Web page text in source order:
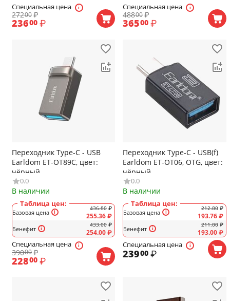
Специальная цена
27200 ₽
23600 ₽
Специальная цена
48800₽
36500 ₽
Переходник Type-C - USB
Earldom ET-OT89C, цвет:
чёрный
0.0
В наличии
Таблица цен:
Базовая цена
Бенефит
436.80 ₽
255.36₽
433.00 ₽
254.00₽
Специальная цена
39000 ₽
22800 ₽
Переходник Type-C - USB(f)
Earldom ET-OT06, OTG, цвет:
чёрный
0.0
В наличии
Таблица цен:
Базовая цена
Бенефит
212.80 ₽
193.76₽
211.00 ₽
193.00₽
Специальная цена
23900 ₽